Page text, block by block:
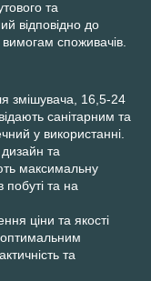
та
відповідно до
вимогам споживачів.
змішувача, 16,5-24
санітарним та
у використанні.
та
максимальну
побуті та на
ціни та якості
та